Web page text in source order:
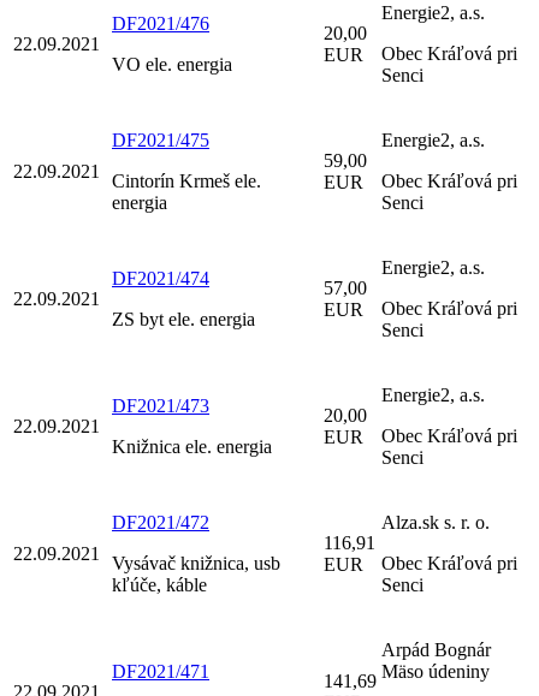
22.09.2021
DF2021/476
VO ele. energia
20,00
EUR
Energie2, a.s.
Obec Kráľová pri
Senci
22.09.2021
DF2021/475
Cintorín Krmeš ele.
energia
59,00
EUR
Energie2, a.s.
Obec Kráľová pri
Senci
22.09.2021
DF2021/474
ZS byt ele. energia
57,00
EUR
Energie2, a.s.
Obec Kráľová pri
Senci
22.09.2021
DF2021/473
Knižnica ele. energia
20,00
EUR
Energie2, a.s.
Obec Kráľová pri
Senci
22.09.2021
DF2021/472
Vysávač knižnica, usb
kľúče, káble
116,91
EUR
Alza.sk s. r. o.
Obec Kráľová pri
Senci
22.09.2021
DF2021/471
141,69
Arpád Bognár
Mäso údeniny